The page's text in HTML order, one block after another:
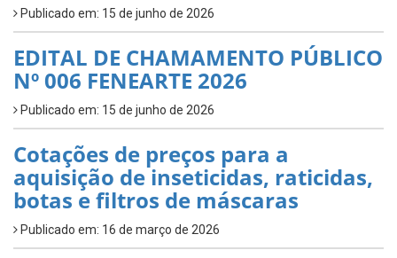
Publicado em: 15 de junho de 2026
EDITAL DE CHAMAMENTO PÚBLICO
Nº 006 FENEARTE 2026
Publicado em: 15 de junho de 2026
Cotações de preços para a
aquisição de inseticidas, raticidas,
botas e filtros de máscaras
Publicado em: 16 de março de 2026